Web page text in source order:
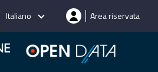
Italiano Area riservata